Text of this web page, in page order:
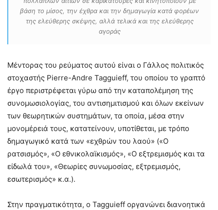
βάση το μίσος, την έχθρα και την δημαγωγία κατά φορέων
της ελεύθερης σκέψης, αλλά τελικά και της ελεύθερης
αγοράς
Μέντορας του ρεύματος αυτού είναι ο Γάλλος πολιτικός
στοχαστής Pierre-Andre Tagguieff, του οποίου το γραπτό
έργο περιστρέφεται γύρω από την καταπολέμηση της
συνομωσιολογίας, του αντισημιτισμού και όλων εκείνων
των θεωρητικών συστημάτων, τα οποία, μέσα στην
μονομέρειά τους, κατατείνουν, υποτίθεται, με τρόπο
δημαγωγικό κατά των «εχθρών του λαού» («Ο
ρατσισμός», «Ο εθνικολαϊκισμός», «Ο εξτρεμισμός και τα
είδωλά του», «Θεωρίες συνωμοσίας, εξτρεμισμός,
εσωτερισμός» κ.α.).
Στην πραγματικότητα, ο Tagguieff οργανώνει διανοητικά